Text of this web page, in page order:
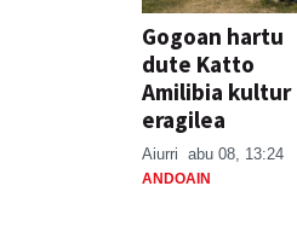
Gogoan hartu
dute Katto
Amilibia kultur
eragilea
Aiurri abu 08, 13:24
ANDOAIN